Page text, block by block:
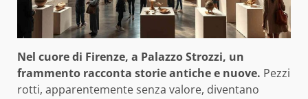
Nel cuore di Firenze, a Palazzo Strozzi, un
frammento racconta storie antiche e nuove. Pezzi
rotti, apparentemente senza valore, diventano